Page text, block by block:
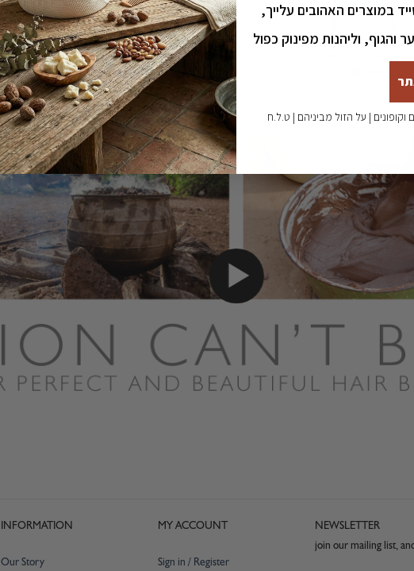
SPRAY RADIEUX FIXATION FORTE CRÉÉ
POUR TOUS TYPES DE CHEVEUX
$37.00
MOUSSE GEL RADIEUSE
TYPES DE
INFORMATION
Our Story
MY ACCOUNT
Sign in / Register
NEWSLETTER
join our mailing list,
במוצרים האהובים עלייך,
והגוף, וליהנות מפינוק כפול
| על הזול מביניהם | ט.ל.ח